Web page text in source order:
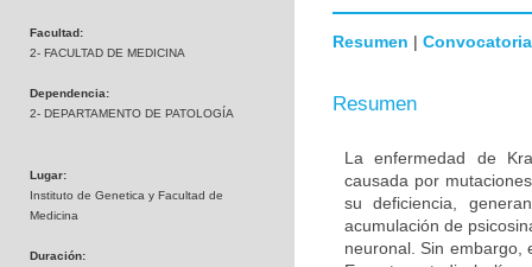
Facultad:
2- FACULTAD DE MEDICINA
Dependencia:
2- DEPARTAMENTO DE PATOLOGÍA
Lugar:
Instituto de Genetica y Facultad de
Medicina
Duración:
Resumen | Convocatoria
Resumen
La enfermedad de
causada por
su deficiencia,
acumulación de
neuronal. Sin embargo,